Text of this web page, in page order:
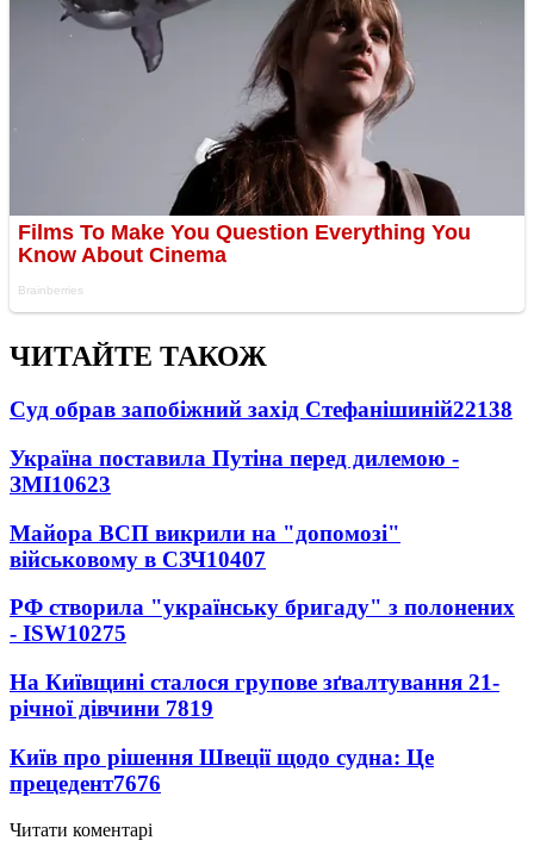
ЧИТАЙТЕ ТАКОЖ
Суд обрав запобіжний захід Стефанішиній22138
Україна поставила Путіна перед дилемою -
ЗМІ10623
Майора ВСП викрили на "допомозі"
військовому в СЗЧ10407
РФ створила "українську бригаду" з полонених
- ISW10275
На Київщині сталося групове зґвалтування 21-
річної дівчини 7819
Київ про рішення Швеції щодо судна: Це
прецедент7676
Читати коментарі